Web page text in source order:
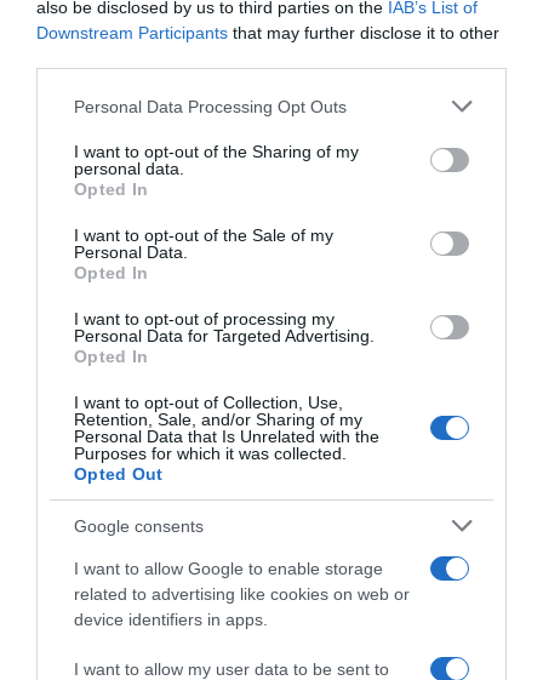
also be disclosed by us to third parties on the IAB’s List of
Downstream Participants that may further disclose it to other
Please note that this website/app uses one or more Google
not limited to your visit or usage behaviour. You may click to
grant or deny consent to Google and its third-party tags to
use your data for below specified purposes in below Google
consent section.
Personal Data Processing Opt Outs
I want to opt-out of the Sharing of my
personal data.
Opted In
I want to opt-out of the Sale of my
Personal Data.
Opted In
I want to opt-out of processing my
Personal Data for Targeted Advertising.
Opted In
I want to opt-out of Collection, Use,
Retention, Sale, and/or Sharing of my
Personal Data that Is Unrelated with the
Purposes for which it was collected.
Opted Out
Google consents
I want to allow Google to enable storage
related to advertising like cookies on web or
device identifiers in apps.
I want to allow my user data to be sent to
Η μετάλλαξη Όμικρον προκαλεί παγκόσμιο
“συναγερμό” – Μόνο με αρνητικό μοριακό
τεστ η είσοδος στην Ελλάδα
Κρούει το "καμπανάκι" ο ECDC για τη νέα παραλλαγή -
Σύνοδος Κορυφής
16.12.2021 - 06:48